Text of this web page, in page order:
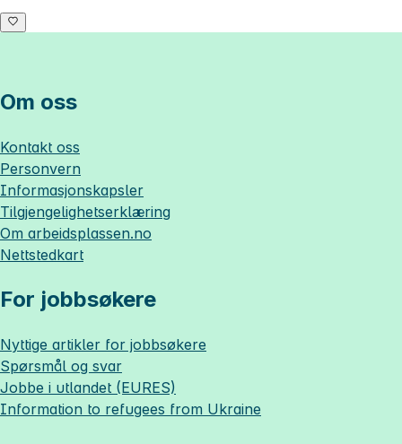
Om oss
Kontakt oss
Personvern
Informasjonskapsler
Tilgjengelighetserklæring
Om arbeidsplassen.no
Nettstedkart
For jobbsøkere
Nyttige artikler for jobbsøkere
Spørsmål og svar
Jobbe i utlandet (EURES)
Information to refugees from Ukraine